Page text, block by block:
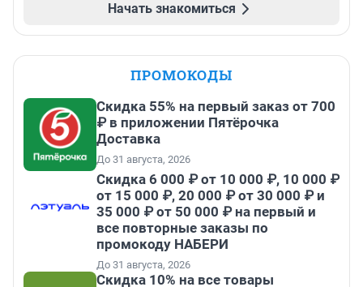
Начать знакомиться
ПРОМОКОДЫ
Скидка 55% на первый заказ от 700
₽ в приложении Пятёрочка
Доставка
До 31 августа, 2026
Скидка 6 000 ₽ от 10 000 ₽, 10 000 ₽
от 15 000 ₽, 20 000 ₽ от 30 000 ₽ и
35 000 ₽ от 50 000 ₽ на первый и
все повторные заказы по
промокоду НАБЕРИ
До 31 августа, 2026
Скидка 10% на все товары